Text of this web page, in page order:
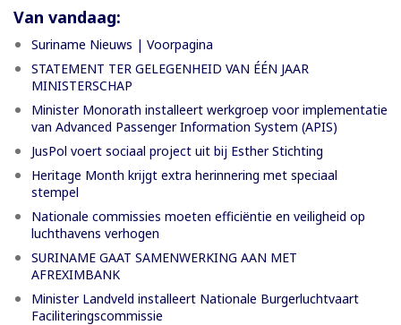
Van vandaag:
Suriname Nieuws | Voorpagina
STATEMENT TER GELEGENHEID VAN ÉÉN JAAR
MINISTERSCHAP
Minister Monorath installeert werkgroep voor implementatie
van Advanced Passenger Information System (APIS)
JusPol voert sociaal project uit bij Esther Stichting
Heritage Month krijgt extra herinnering met speciaal
stempel
Nationale commissies moeten efficiëntie en veiligheid op
luchthavens verhogen
SURINAME GAAT SAMENWERKING AAN MET
AFREXIMBANK
Minister Landveld installeert Nationale Burgerluchtvaart
Faciliteringscommissie